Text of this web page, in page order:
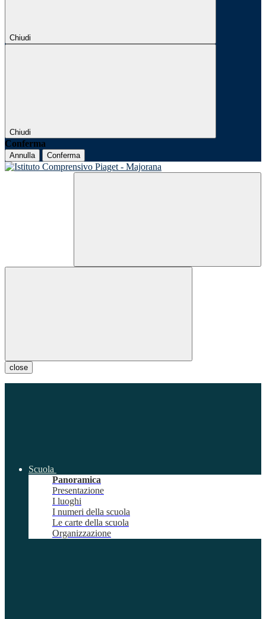
Chiudi
Chiudi
Conferma
Annulla Conferma
close
Scuola
Panoramica
Presentazione
I luoghi
I numeri della scuola
Le carte della scuola
Organizzazione